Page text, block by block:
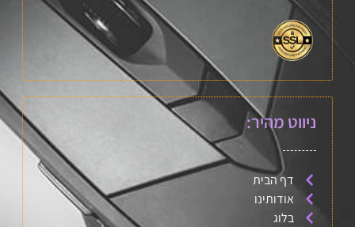
ניווט מהיר:
דף הבית
אודותינו
בלוג